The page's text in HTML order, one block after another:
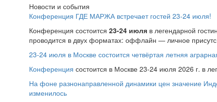
Новости и события
Конференция ГДЕ МАРЖА встречает гостей 23-24 июля!
Конференция состоится 23-24 июля в легендарной
проводится в двух форматах: оффлайн — личное
23-24 июля в Москве состоится четвёртая летняя
Конференция состоится в Москве 23-24 июля 2026 г. в
На фоне разнонаправленной динамики цен значение
изменилось